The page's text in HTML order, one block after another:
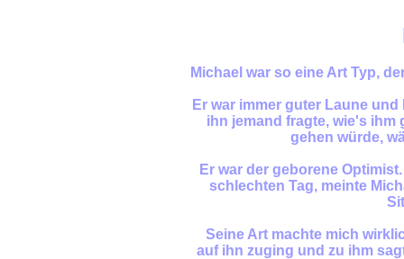
Michael war so eine Art Typ,
Er war immer guter Laune
ihn jemand fragte, wie's ihm
gehen würde,
Er war der geborene
schlechten Tag, meinte
Seine Art machte mich
auf ihn zuging und zu ihm